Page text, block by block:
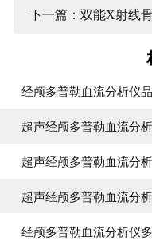
下一篇：双能X射线
经颅多普勒血流分析仪
超声经颅多普勒血流分
超声经颅多普勒血流分
超声经颅多普勒血流分
经颅多普勒血流分析仪